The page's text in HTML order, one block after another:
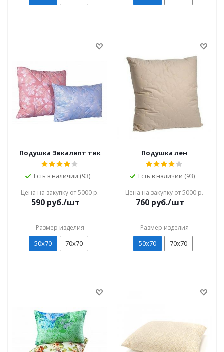
Подушка Эвкалипт тик
Есть в наличии (93)
Цена на закупку от 5000 р.
590 руб./шт
Размер изделия
50х70 70х70
Подушка лен
Есть в наличии (93)
Цена на закупку от 5000 р.
760 руб./шт
Размер изделия
50х70 70х70